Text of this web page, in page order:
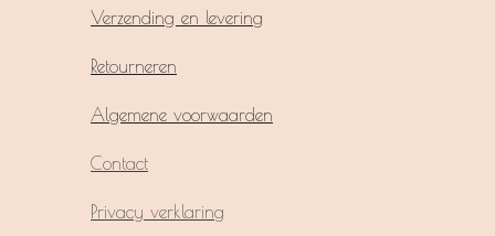
Verzending en levering
Retourneren
Algemene voorwaarden
Contact
Privacy verklaring